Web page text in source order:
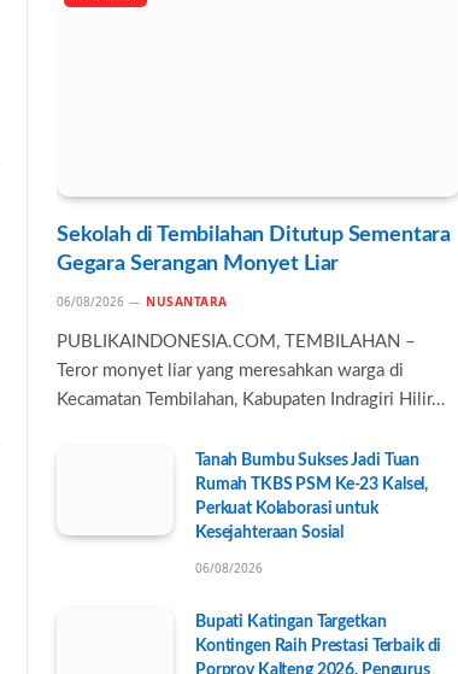
Sekolah di Tembilahan Ditutup Sementara
Gegara Serangan Monyet Liar
06/08/2026 NUSANTARA
PUBLIKAINDONESIA.COM, TEMBILAHAN –
Teror monyet liar yang meresahkan warga di
Kecamatan Tembilahan, Kabupaten Indragiri Hilir…
Tanah Bumbu Sukses Jadi Tuan
Rumah TKBS PSM Ke-23 Kalsel,
Perkuat Kolaborasi untuk
Kesejahteraan Sosial
06/08/2026
Bupati Katingan Targetkan
Kontingen Raih Prestasi Terbaik di
Porprov Kalteng 2026, Pengurus